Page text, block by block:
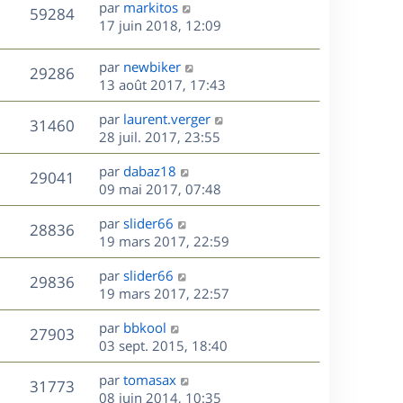
n
i
e
r
m
e
s
s
a
g
e
59284V
u
e
D
e
n
i
e
r
m
e
s
s
a
g
e
par markitos
17 juin 2018, 12:09
29286V
u
D
e
r
n
i
e
r
m
e
s
s
a
g
e
par newbiker
13 août 2017, 17:43
31460V
u
D
e
r
n
i
e
r
m
e
s
s
a
g
e
par laurent.verger
28 juil. 2017, 23:55
29041
u
e
D
e
r
n
i
e
r
m
e
s
s
a
g
par dabaz18
09 mai 2017, 07:48
28836V
u
e
s
D
e
r
n
i
e
r
m
e
s
par slider66
19 mars 2017, 22:59
29836V
u
e
s
D
e
r
n
i
e
r
par slider66
19 mars 2017, 22:57
27903V
u
e
D
e
r
n
i
par bbkool
03 sept. 2015, 18:40
31773V
D
e
par tomasax
08 juin 2014, 10:35